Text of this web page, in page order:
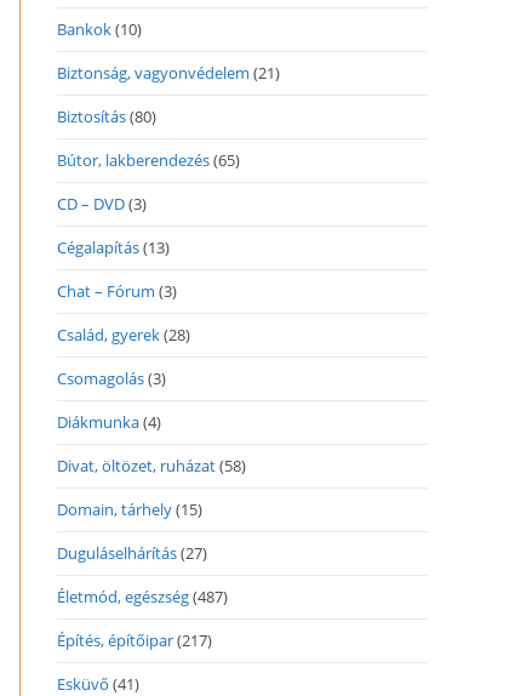
Bankok(10)
Biztonság, vagyonvédelem (21)
Biztosítás(80)
Bútor, lakberendezés(65)
CD – DVD(3)
Cégalapítás(13)
Chat – Fórum (3)
Család, gyerek(28)
Csomagolás(3)
Diákmunka(4)
Divat, öltözet, ruházat(58)
Domain, tárhely(15)
Duguláselhárítás(27)
Életmód, egészség(487)
Építés, építőipar(217)
Esküvő (41)